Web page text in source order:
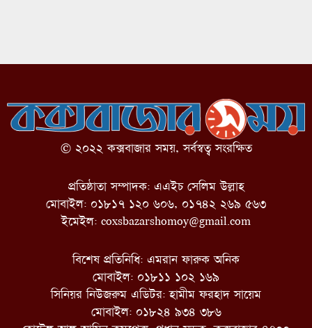
© ২০২২ কক্সবাজার সময়, সর্বস্বত্ব সংরক্ষিত
প্রতিষ্ঠাতা সম্পাদক: এএইচ সেলিম উল্লাহ
মোবাইল: ০১৮১৭ ১২০ ৬০৬, ০১৭৪২ ২৬৯ ৫৬৩
ইমেইল: coxsbazarshomoy@gmail.com
বিশেষ প্রতিনিধি: এমরান ফারুক অনিক
মোবাইল: ০১৮১১ ১০২ ১৬৯
সিনিয়র নিউজরুম এডিটর: হামীম ফরহাদ সায়েম
মোবাইল: ০১৮২৪ ৯৩৪ ৩৮৬